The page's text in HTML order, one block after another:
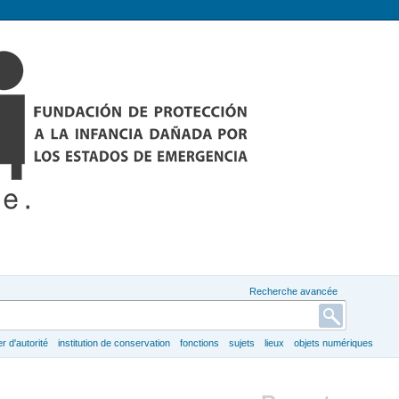
Recherche avancée
d'autorité institution de conservation fonctions sujets lieux objets numériques